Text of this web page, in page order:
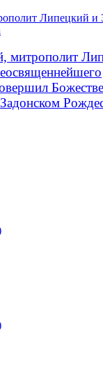
Липецкий и
митрополит